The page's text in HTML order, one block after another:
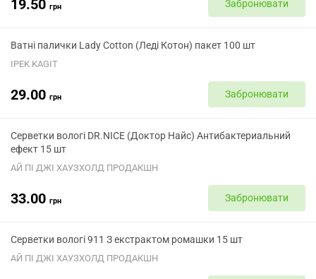
19.50 грн Забронювати
Ватні палички Lady Cotton (Леді Котон) пакет 100 шт
IPEK KAGIT
29.00 грн Забронювати
Серветки вологі DR.NICE (Доктор Найс) Антибактериальний
ефект 15 шт
АЙ ПІ ДЖІ ХАУЗХОЛД ПРОДАКШН
33.00 грн Забронювати
Серветки вологі 911 З екстрактом ромашки 15 шт
АЙ ПІ ДЖІ ХАУЗХОЛД ПРОДАКШН